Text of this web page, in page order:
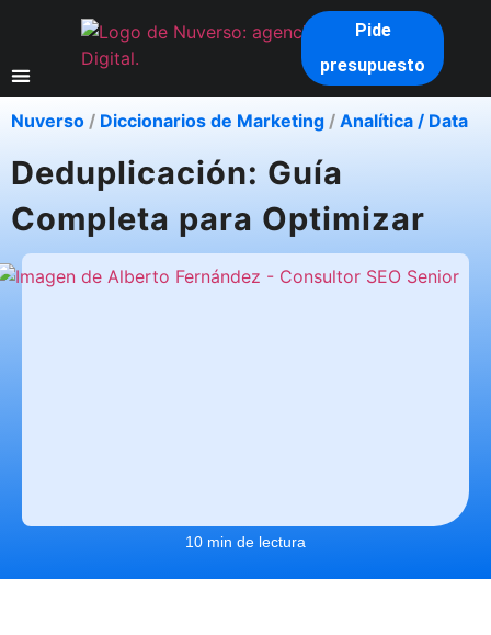
Pide
presupuesto
Nuverso / Diccionarios de Marketing / Analítica / Data
Deduplicación: Guía
Completa para Optimizar
10 min de lectura